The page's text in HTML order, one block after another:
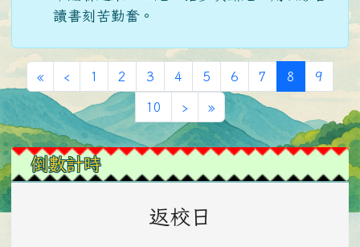
讀書刻苦勤奮。
«第一頁
‹ 上一頁
1 2 3 4 5 6 7 8 (目前頁次)
9
10 ›下一頁
»最後頁
左邊區域內容
倒數計時
返校日